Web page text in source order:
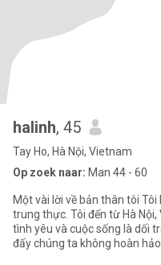
halinh, 45
Tay Ho, Hà Nội, Vietnam
Op zoek naar: Man 44 - 60
Một vài lời về bản thân tôi
trung thực. Tôi đến từ Hà
tình yêu và cuộc sống là dối
đấy chúng ta không hoàn